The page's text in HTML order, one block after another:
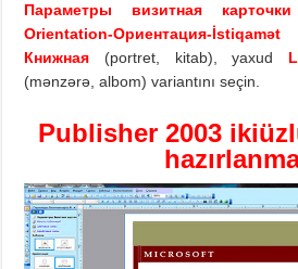
Параметры визитная карточки
Orientation-Ориентация-İstiqamət
Книжная
(portret, kitab), yaxud
(mənzərə, albom) variantını seçin.
Publisher 2003